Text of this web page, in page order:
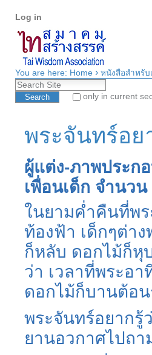
content.
Skip
to
navigation
tools
Log in
You are here: Home › หนังสือสำหรั
Search Site
only in current
พระจันทร์อย
ผู้แต่ง-ภาพประก
เพื่อนเด็ก จำนว
ในยามค่ำคืนที่พ
ท้องฟ้า เด็กๆต่า
ก็หลับ ดอกไม้ก็หุ
ว่า เวลาที่พระอ
ดอกไม้ก็บานต้อ
พระจันทร์อยากรู้
ยานอวกาศไปถา